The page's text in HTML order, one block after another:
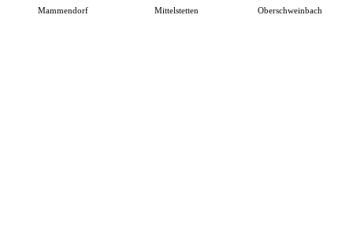
Mammendorf Mittelstetten Oberschweinbach